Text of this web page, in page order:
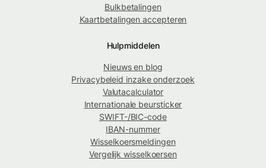
Bulkbetalingen
Kaartbetalingen accepteren
Hulpmiddelen
Nieuws en blog
Privacybeleid inzake onderzoek
Valutacalculator
Internationale beursticker
SWIFT-/BIC-code
IBAN-nummer
Wisselkoersmeldingen
Vergelijk wisselkoersen